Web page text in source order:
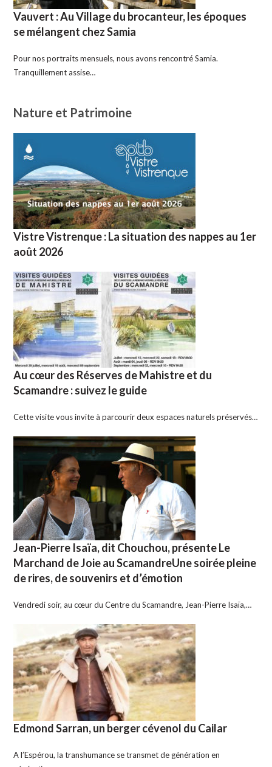
Vauvert : Au Village du brocanteur, les époques
se mélangent chez Samia
Pour nos portraits mensuels, nous avons rencontré Samia.
Tranquillement assise…
Nature et Patrimoine
Vistre Vistrenque : La situation des nappes au 1er
août 2026
Au cœur des Réserves de Mahistre et du
Scamandre : suivez le guide
Cette visite vous invite à parcourir deux espaces naturels préservés…
Jean-Pierre Isaïa, dit Chouchou, présente Le
Marchand de Joie au ScamandreUne soirée pleine
de rires, de souvenirs et d’émotion
Vendredi soir, au cœur du Centre du Scamandre, Jean-Pierre Isaïa,…
Edmond Sarran, un berger cévenol du Cailar
A l’Espérou, la transhumance se transmet de génération en